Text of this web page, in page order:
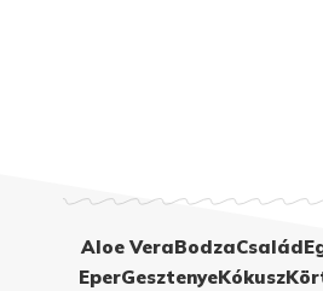
Aloe VeraBodzaCsalád
EperGesztenyeKókusz